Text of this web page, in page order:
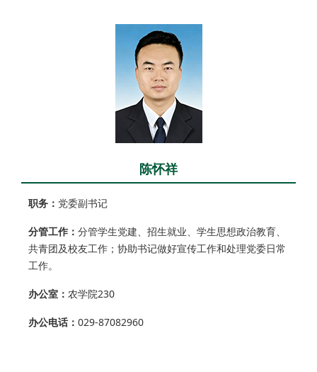
陈怀祥
职务： 党委副书记
分管工作： 分管学生党建、招生就业、学生思想政治教育、
共青团及校友工作；协助书记做好宣传工作和处理党委日常
工作。
办公室： 农学院230
办公电话： 029-87082960